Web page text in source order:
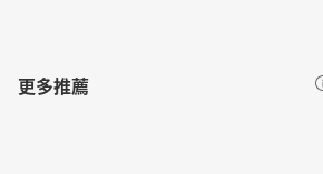
更多推薦